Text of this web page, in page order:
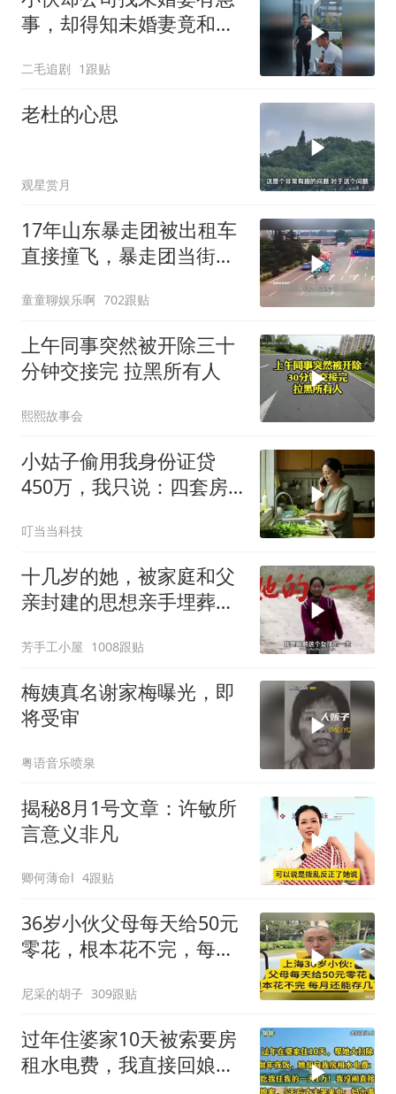
事，却得知未婚妻竟和别
二毛追剧 1跟贴
老杜的心思
观星赏月
17年山东暴走团被出租车
直接撞飞，暴走团当街拦
童童聊娱乐啊 702跟贴
上午同事突然被开除三十
分钟交接完 拉黑所有人
熙熙故事会
小姑子偷用我身份证贷
450万，我只说：四套房
叮当当科技
十几岁的她，被家庭和父
亲封建的思想亲手埋葬在
芳手工小屋 1008跟贴
梅姨真名谢家梅曝光，即
将受审
粤语音乐喷泉
揭秘8月1号文章：许敏所
言意义非凡
卿何薄命l 4跟贴
36岁小伙父母每天给50元
零花，根本花不完，每月
尼采的胡子 309跟贴
过年住婆家10天被索要房
租水电费，我直接回娘